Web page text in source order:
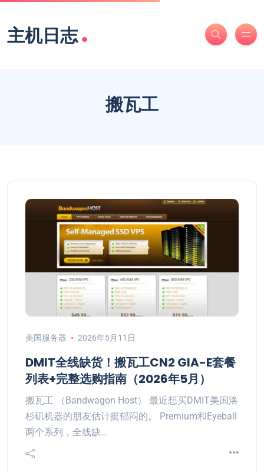
主机日志.
搬瓦工
美国服务器 2026年5月11日
DMIT全线缺货！搬瓦工CN2 GIA-E套餐
列表+完整选购指南（2026年5月）
搬瓦工 （Bandwagon Host） 最近想买DMIT美国洛
杉矶机器的朋友估计挺郁闷的。 Premium和Eyeball
两个系列，全线缺…